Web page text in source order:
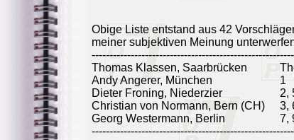
Obige Liste entstand aus 42
meiner subjektiven Meinung
Thomas Klassen, Saarbrücken
Andy Angerer, München
1
Dieter Froning, Niederzier
2,
Christian von Normann, Bern (CH)
3,
Georg Westermann, Berlin
7,